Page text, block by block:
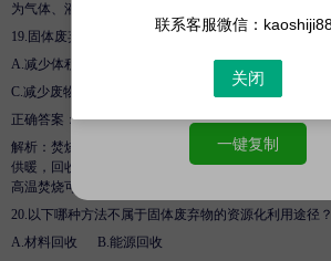
为气体、液体和固体产物的过程。
19. 固体废弃物的焚烧处理主要目的是什么？
A.减少体积
C.减少废物对环境的污染
所有选项都是
正确答案：D
解析 ：焚烧处理可以显著减少废物体积，同时焚烧产
供暖，回收部分资源。更重要的是，焚烧能减少废物
高温焚烧可以销毁有毒有害物质。
20. 以下哪种方法不属于固体废弃物的资源化利用途径？
A.材料回收 B.能源回收
联系客服微信：
关闭
一键复制